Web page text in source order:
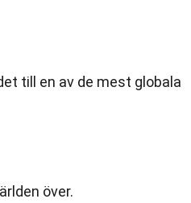
till en av de mest globala
över.